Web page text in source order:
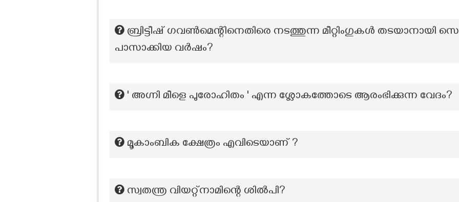
ബ്രിട്ടീഷ് ഗവൺമെന്റിനെതിരെ നടത്തുന്ന മീറ്റിംഗുകൾ തടയാനായി
പാസാക്കിയ വർഷം?
' അഗ്നി മീളെ പുരോഹിതം ' എന്ന ശ്ലോകത്തോടെ ആരംഭിക്കുന്ന വേദം?
മൂകാംബിക ക്ഷേത്രം എവിടെയാണ് ?
സ്വതന്ത്ര വിയറ്റ്നാമിന്റെ ശിൽപി?